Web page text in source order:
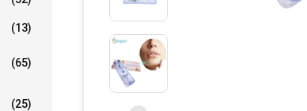
(13)
(65)
(25)